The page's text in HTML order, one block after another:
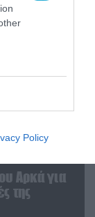
Policy
Αρκά για
της